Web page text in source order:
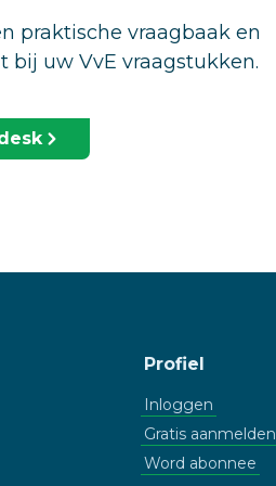
praktische vraagbaak en
uw VvE vraagstukken.
Profiel
Inloggen
Gratis aanmelden
Word abonnee